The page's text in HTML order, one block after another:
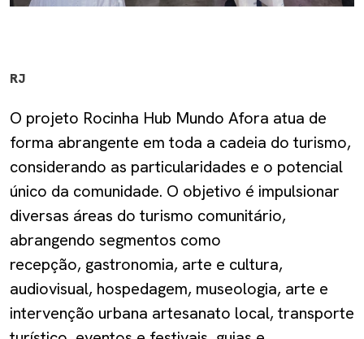
RJ
O projeto Rocinha Hub Mundo Afora atua de
forma abrangente em toda a cadeia do turismo,
considerando as particularidades e o potencial
único da comunidade. O objetivo é impulsionar
diversas áreas do turismo comunitário,
abrangendo segmentos como
recepção, gastronomia, arte e cultura,
audiovisual, hospedagem, museologia, arte e
intervenção urbana artesanato local, transporte